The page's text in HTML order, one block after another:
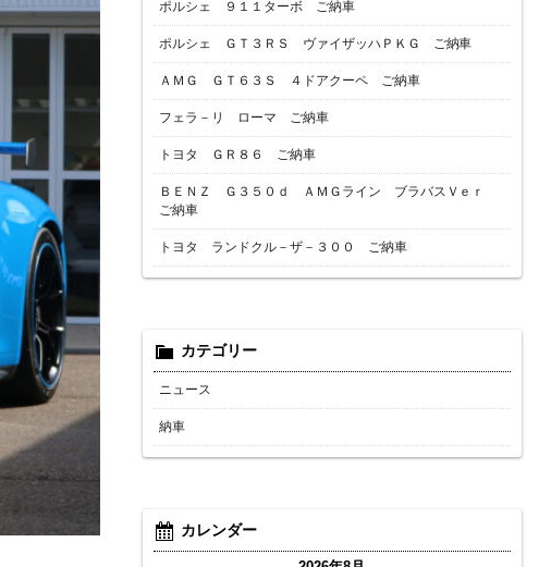
ポルシェ ９１１ターボ ご納車
ポルシェ ＧＴ３ＲＳ ヴァイザッハＰＫＧ ご納車
ＡＭＧ ＧＴ６３Ｓ ４ドアクーペ ご納車
フェラ－リ ローマ ご納車
トヨタ ＧＲ８６ ご納車
ＢＥＮＺ Ｇ３５０ｄ ＡＭＧライン ブラバスＶｅｒ
ご納車
トヨタ ランドクル－ザ－３００ ご納車
カテゴリー
ニュース
納車
カレンダー